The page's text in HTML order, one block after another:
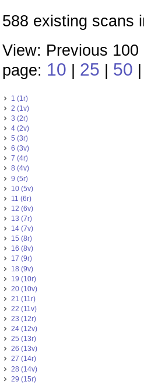
588 existing scans
View: Previous
page: 10 25 50
1 (1r)
2 (1v)
3 (2r)
4 (2v)
5 (3r)
6 (3v)
7 (4r)
8 (4v)
9 (5r)
10 (5v)
11 (6r)
12 (6v)
13 (7r)
14 (7v)
15 (8r)
16 (8v)
17 (9r)
18 (9v)
19 (10r)
20 (10v)
21 (11r)
22 (11v)
23 (12r)
24 (12v)
25 (13r)
26 (13v)
27 (14r)
28 (14v)
29 (15r)